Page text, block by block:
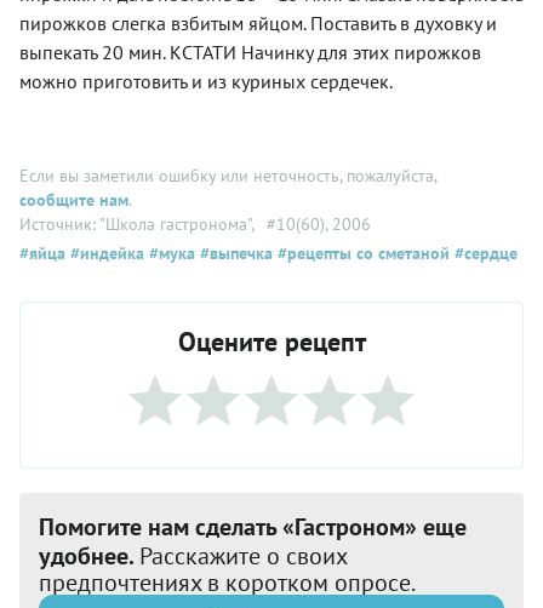
пирожков слегка взбитым яйцом. Поставить в духовку и
выпекать 20 мин. КСТАТИ Начинку для этих пирожков
можно приготовить и из куриных сердечек.
Если вы заметили ошибку или неточность, пожалуйста,
сообщите нам.
Источник: "Школа гастронома", #10(60), 2006
#яйца #индейка #мука #выпечка #рецепты со сметаной #сердце
Оцените рецепт
Помогите нам сделать «Гастроном» еще
удобнее. Расскажите о своих
предпочтениях в коротком опросе.